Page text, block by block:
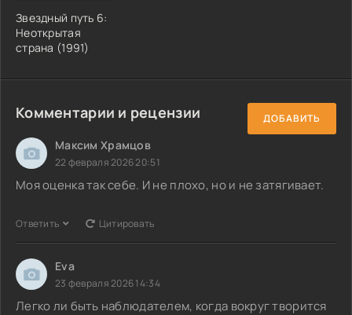
Звездный путь 6:
Неоткрытая
страна (1991)
Комментарии и рецензии ДОБАВИТЬ
Максим Храмцов
22 февраля 2026 20:51
Моя оценка так себе. И не плохо, но и не затягивает.
Ответить Цитировать
Eva
23 февраля 2026 14:34
Легко ли быть наблюдателем, когда вокруг творится